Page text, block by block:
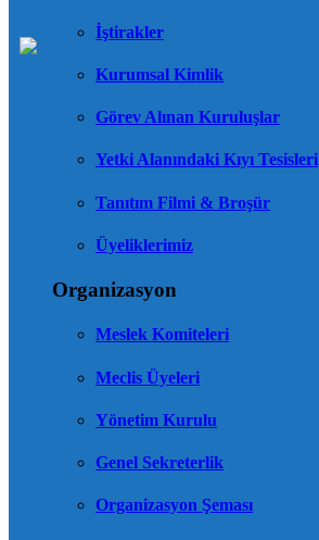
İştirakler
Kurumsal Kimlik
Görev Alınan Kuruluşlar
Yetki Alanındaki Kıyı Tesisleri
Tanıtım Filmi & Broşür
Üyeliklerimiz
Organizasyon
Meslek Komiteleri
Meclis Üyeleri
Yönetim Kurulu
Genel Sekreterlik
Organizasyon Şeması